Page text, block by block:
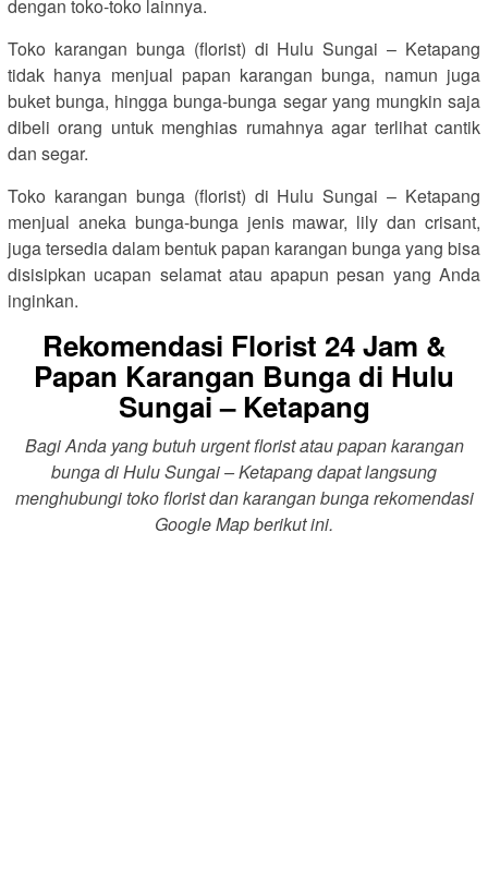
dengan toko-toko lainnya.
Toko karangan bunga (florist) di Hulu Sungai – Ketapang
tidak hanya menjual papan karangan bunga, namun juga
buket bunga, hingga bunga-bunga segar yang mungkin saja
dibeli orang untuk menghias rumahnya agar terlihat cantik
dan segar.
Toko karangan bunga (florist) di Hulu Sungai – Ketapang
menjual aneka bunga-bunga jenis mawar, lily dan crisant,
juga tersedia dalam bentuk papan karangan bunga yang bisa
disisipkan ucapan selamat atau apapun pesan yang Anda
inginkan.
Rekomendasi Florist 24 Jam &
Papan Karangan Bunga di Hulu
Sungai – Ketapang
Bagi Anda yang butuh urgent florist atau papan karangan
bunga di Hulu Sungai – Ketapang dapat langsung
menghubungi toko florist dan karangan bunga rekomendasi
Google Map berikut ini.